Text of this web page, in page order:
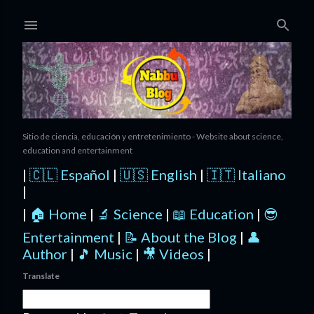
Sitio de ciencia, educación y entretenimiento - Website about science,
education and entertainment
| 🇨🇱 Español | 🇺🇸 English | 🇮🇹 Italiano
|
| 🏠 Home | 🔬 Science | 📖 Education | 😎
Entertainment | 📝 About the Blog | 👤
Author | 🎵 Music | 🎥 Videos |
Translate